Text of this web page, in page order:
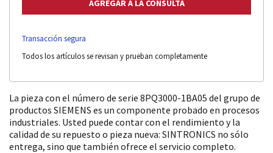
Transacción segura
Todos los artículos se revisan y prueban completamente
La pieza con el número de serie 8PQ3000-1BA05 del grupo de
productos SIEMENS es un componente probado en procesos
industriales. Usted puede contar con el rendimiento y la
calidad de su repuesto o pieza nueva: SINTRONICS no sólo
entrega, sino que también ofrece el servicio completo.